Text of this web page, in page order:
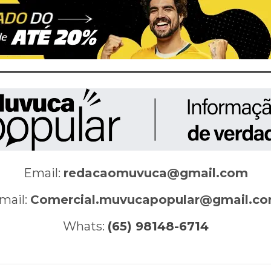
Email: redacaomuvuca@gmail.com
Whats: (65) 98148-6714